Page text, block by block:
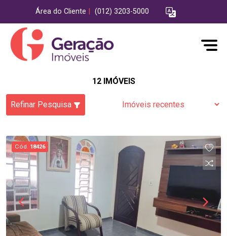
Área do Cliente (012) 3203-5000
12 IMÓVEIS
Refinar Pesquisa
Cód. 18426